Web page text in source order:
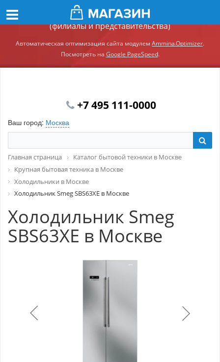
Демонстрационный сайт модуля Ammina.Регионы
(филиалы и представительства)
Автоматическая оптимизация сайта модулем Ammina.Optimizer.
Посмотреть на Google PageSpeed.
+7 495 111-0000
Ваш город: Москва
Главная страница
Каталог бытовой техники в Москве
Крупная бытовая техника в Москве
Холодильники в Москве
Холодильник Smeg SBS63XE в Москве
Холодильник Smeg
SBS63XE в Москве